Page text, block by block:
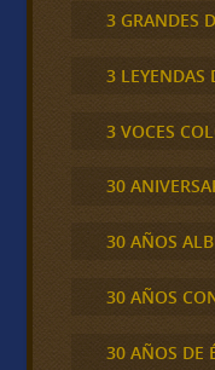
3 GRANDES
3 LEYENDAS
3 VOCES
30
30 AÑOS
30 AÑOS
30 AÑOS DE